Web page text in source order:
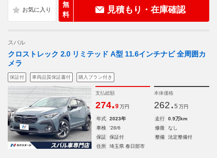
無
料
見積もり・在庫確認
スバル
クロストレック 2.0 リミテッド A型 11.6インチナビ 全周囲カ
メラ
保証付 車両品質保証書付 購入プラン付き
支払総額
274.9 万円
本体価格
262. 5 万円
年式 2023年 走行
0.9万km
車検
'28/6 修復
なし
保証
保証付 整備
法定整備付
住所
埼玉県 春日部市